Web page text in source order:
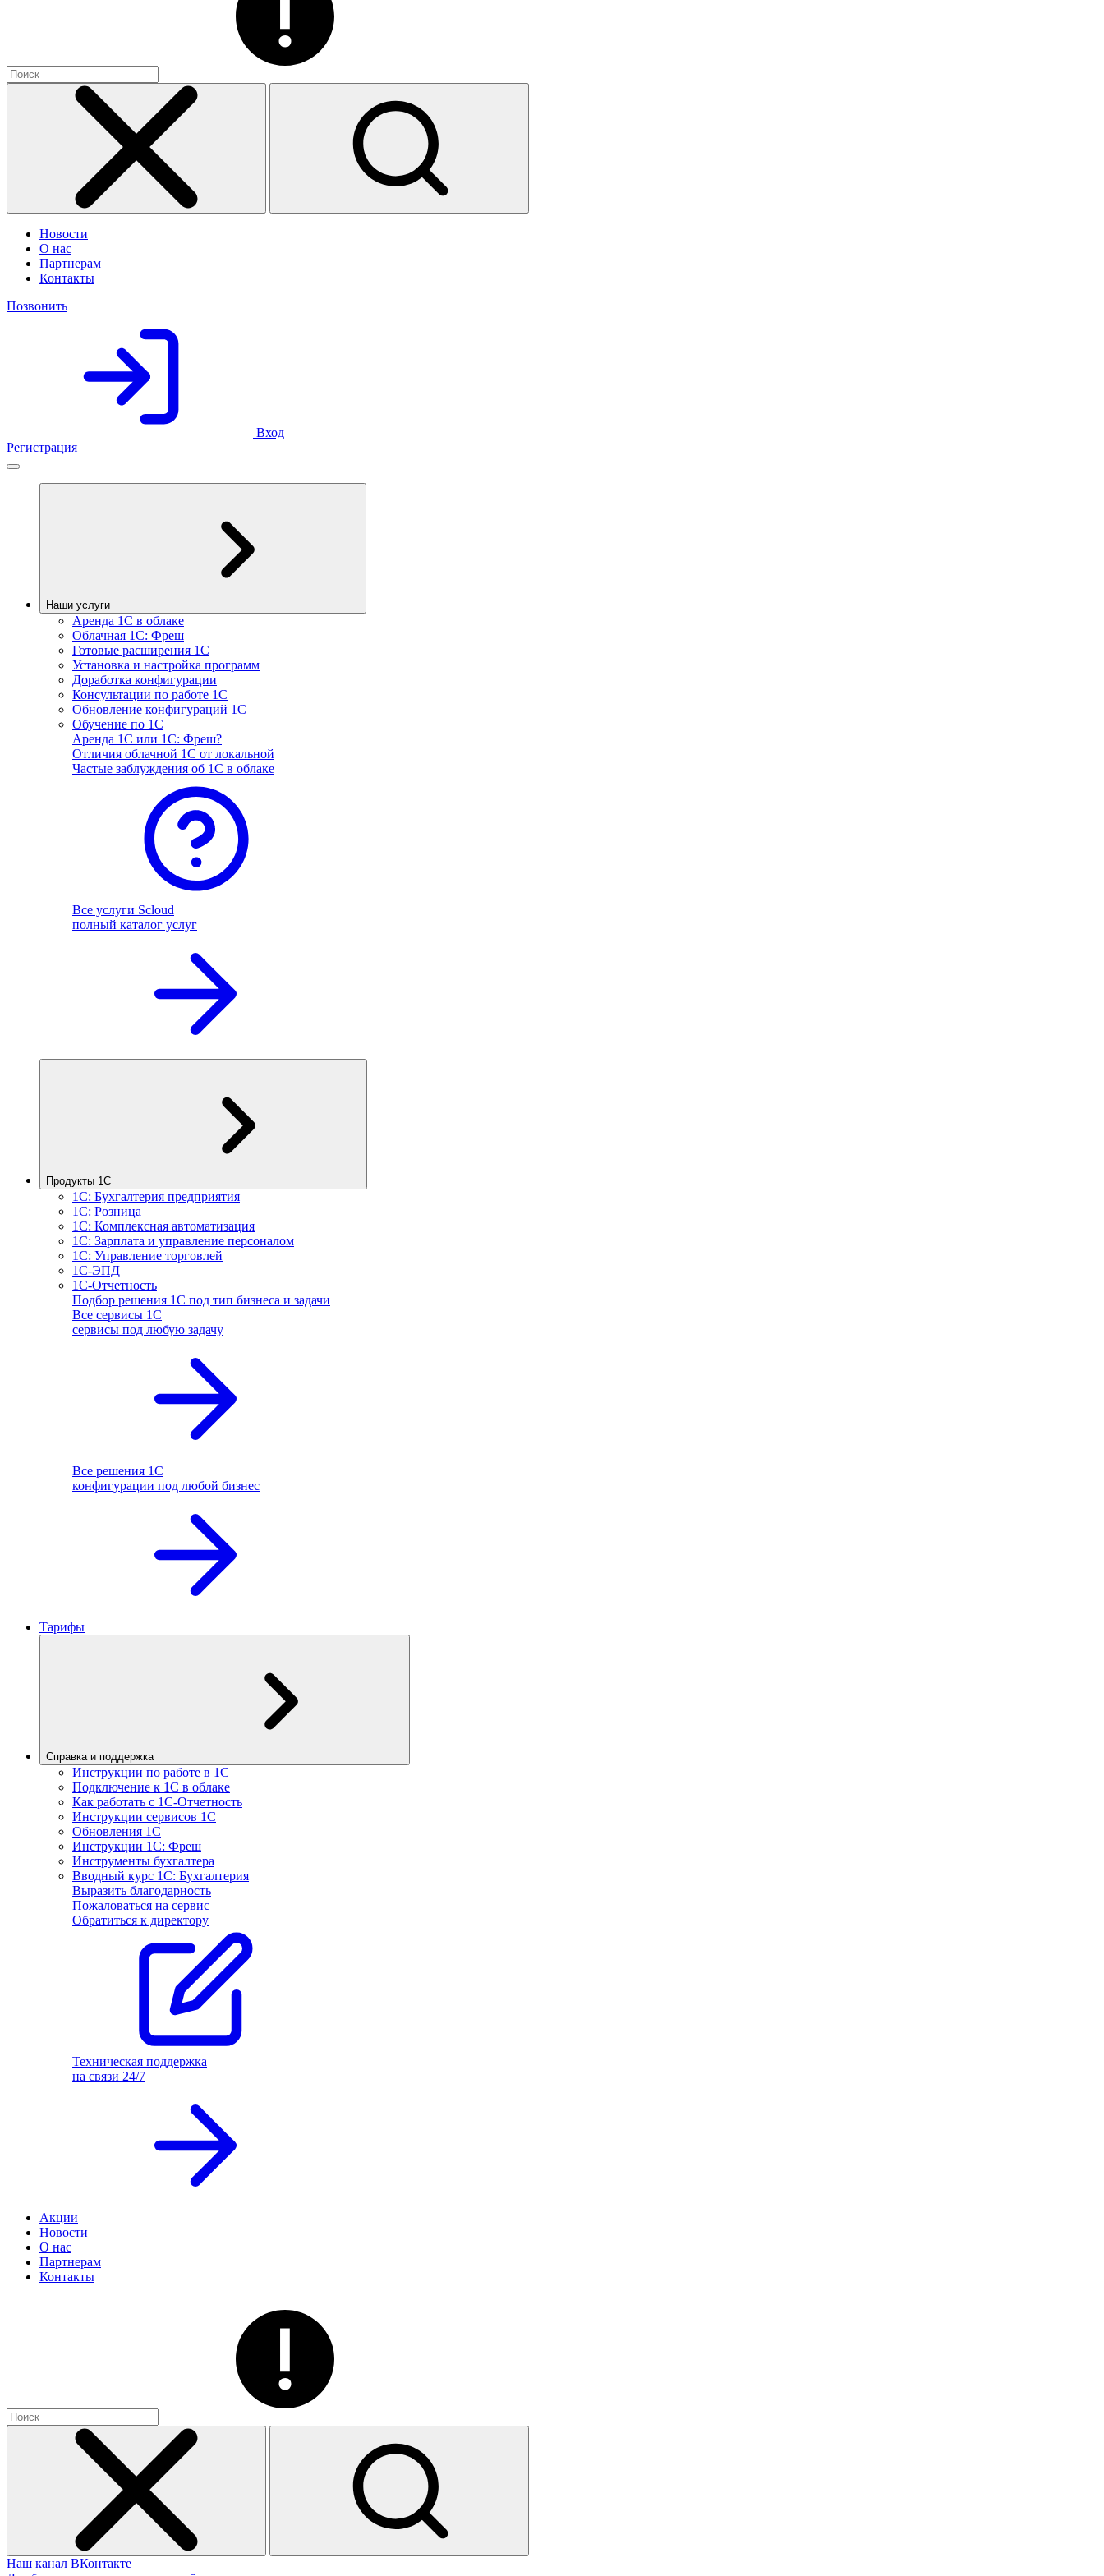
Новости
О нас
Партнерам
Контакты
Позвонить
Вход
Регистрация
Наши услуги
Аренда 1С в облаке
Облачная 1С: Фреш
Готовые расширения 1С
Установка и настройка программ
Доработка конфигурации
Консультации по работе 1С
Обновление конфигураций 1С
Обучение по 1С
Аренда 1С или 1С: Фреш?
Отличия облачной 1С от локальной
Частые заблуждения об 1С в облаке
Все услуги Scloud
полный каталог услуг
Продукты 1С
1С: Бухгалтерия предприятия
1С: Розница
1С: Комплексная автоматизация
1С: Зарплата и управление персоналом
1С: Управление торговлей
1С-ЭПД
1С-Отчетность
Подбор решения 1С под тип бизнеса и задачи
Все сервисы 1С
сервисы под любую задачу
Все решения 1С
конфигурации под любой бизнес
Тарифы
Справка и поддержка
Инструкции по работе в 1С
Подключение к 1С в облаке
Как работать с 1С‑Отчетность
Инструкции сервисов 1С
Обновления 1С
Инструкции 1С: Фреш
Инструменты бухгалтера
Вводный курс 1С: Бухгалтерия
Выразить благодарность
Пожаловаться на сервис
Обратиться к директору
Техническая поддержка
на связи 24/7
Акции
Новости
О нас
Партнерам
Контакты
Наш канал ВКонтакте